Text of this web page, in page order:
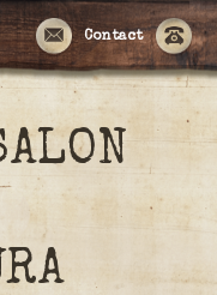
Contact